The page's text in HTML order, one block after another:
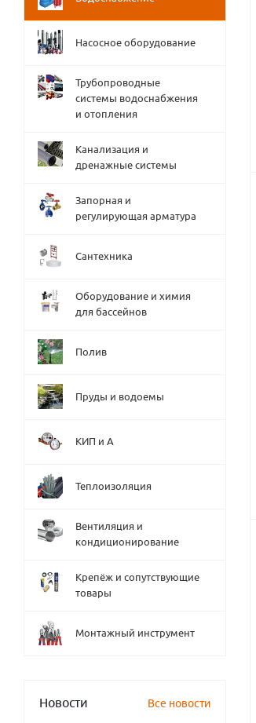
Насосное оборудование
Трубопроводные
системы водоснабжения
и отопления
Канализация и
дренажные системы
Запорная и
регулирующая арматура
Сантехника
Оборудование и химия
для бассейнов
Полив
Пруды и водоемы
КИП и А
Теплоизоляция
Вентиляция и
кондиционирование
Крепёж и сопутствующие
товары
Монтажный инструмент
Новости Все новости